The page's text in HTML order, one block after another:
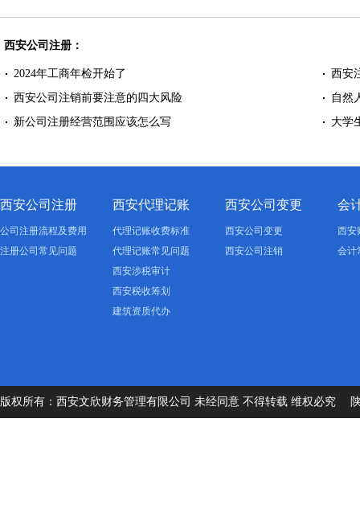
西安公司注册：
2024年工商年检开始了
西安
西安公司注销前要注意的四大风险
自然
新公司注册经营范围应该怎么写
大学
西安公司注册
公司注册流程及费用
注册公司常见问题
西安代理记账
代理记账收费标准
代理记账常见问题
西安涉税审计
西安税收筹划
建筑资质代办
西安公司变更
西安公司变更
西安公司注销
会
西安
会计
版权所有：西安文欣财务管理有限公司 未经同意 不得转载 维权必究